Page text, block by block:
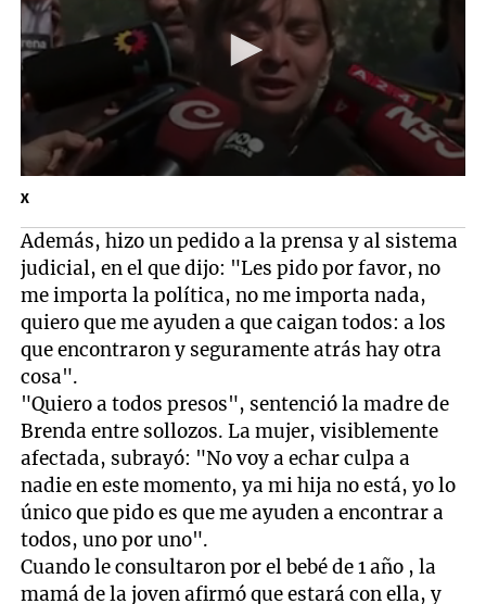
X
Además, hizo un pedido a la prensa y al sistema
judicial, en el que dijo: "Les pido por favor, no
me importa la política, no me importa nada,
quiero que me ayuden a que caigan todos: a los
que encontraron y seguramente atrás hay otra
cosa".
"Quiero a todos presos", sentenció la madre de
Brenda entre sollozos. La mujer, visiblemente
afectada, subrayó: "No voy a echar culpa a
nadie en este momento, ya mi hija no está, yo lo
único que pido es que me ayuden a encontrar a
todos, uno por uno".
Cuando le consultaron por el bebé de 1 año , la
mamá de la joven afirmó que estará con ella, y